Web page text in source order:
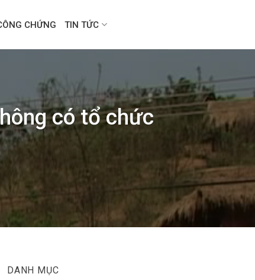
CHỨNG TIN TỨC
có tổ chức
DANH MỤC